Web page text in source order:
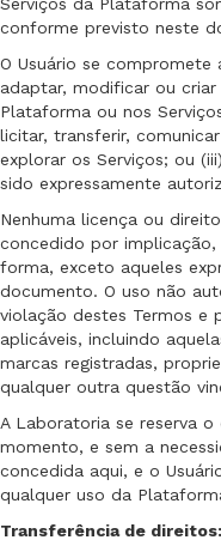
conforme previsto neste
O Usuário se compromete
adaptar, modificar ou
Plataforma ou nos
licitar, transferir,
explorar os Serviços; ou
sido expressamente
Nenhuma licença ou
concedido por
forma, exceto aqueles
documento. O uso não
violação destes Termos e
aplicáveis, incluindo
marcas registradas,
qualquer outra questão
A Laboratoria se reserva
momento, e sem a
concedida aqui, e o
qualquer uso da
Transferência de direitos: